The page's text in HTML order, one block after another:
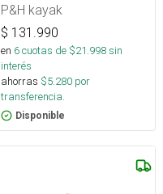
P&H kayak
$ 131.990
en 6cuotas de $21.998sin
interés
ahorras $5.280 por
transferencia.
Disponible